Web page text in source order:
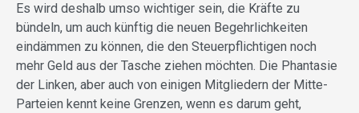
Es wird deshalb umso wichtiger sein, die Kräfte zu
bündeln, um auch künftig die neuen Begehrlichkeiten
eindämmen zu können, die den Steuerpflichtigen noch
mehr Geld aus der Tasche ziehen möchten. Die Phantasie
der Linken, aber auch von einigen Mitgliedern der Mitte-
Parteien kennt keine Grenzen, wenn es darum geht,